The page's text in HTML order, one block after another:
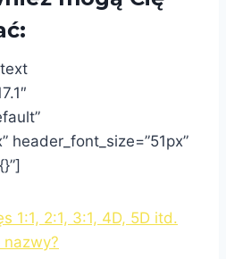
header_font_size=”51px”
1:1, 2:1, 3:1, 4D, 5D itd.
nazwy?